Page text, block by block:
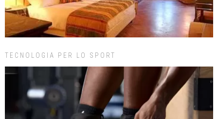
TECNOLOGIA PER LO SPORT